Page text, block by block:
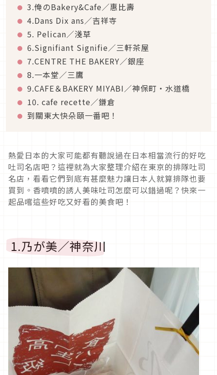
3.俺のBakery&Cafe／惠比壽
4.Dans Dix ans／吉祥寺
5. Pelican／淺草
6.Signifiant Signifie／三軒茶屋
7.CENTRE THE BAKERY／銀座
8.一本堂／三鷹
9.CAFE＆BAKERY MIYABI／神保町・水道橋
10. cafe recette／鎌倉
到關東大快朵頤一番吧！
熱愛日本的大家可能都有聽說過在日本相當流行的好吃
吐司名店吧？這裡就為大家整理介紹在東京的排隊吐司
名店，看看它們到底有甚麼魅力讓日本人就算排隊也要
買到。香噴噴的誘人美味吐司怎麼可以錯過呢？快來一
起品嚐這些好吃又好看的美食吧！
1.乃が美／神奈川